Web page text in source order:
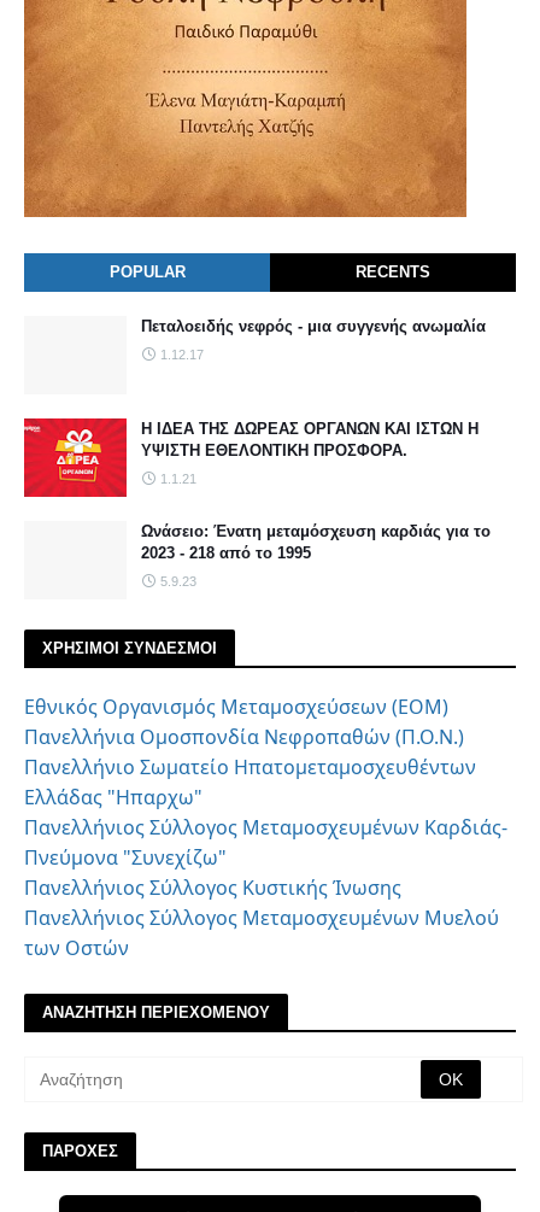
POPULAR RECENTS
Πεταλοειδής νεφρός - μια συγγενής ανωμαλία
1.12.17
Η ΙΔΕΑ ΤΗΣ ΔΩΡΕΑΣ ΟΡΓΑΝΩΝ ΚΑΙ ΙΣΤΩΝ Η
ΥΨΙΣΤΗ ΕΘΕΛΟΝΤΙΚΗ ΠΡΟΣΦΟΡΑ.
1.1.21
Ωνάσειο: Ένατη μεταμόσχευση καρδιάς για το
2023 - 218 από το 1995
5.9.23
ΧΡΗΣΙΜΟΙ ΣΥΝΔΕΣΜΟΙ
Εθνικός Οργανισμός Μεταμοσχεύσεων (ΕΟΜ)
Πανελλήνια Ομοσπονδία Νεφροπαθών (Π.Ο.Ν.)
Πανελλήνιο Σωματείο Ηπατομεταμοσχευθέντων
Ελλάδας "Ηπαρχω"
Πανελλήνιος Σύλλογος Μεταμοσχευμένων Καρδιάς-
Πνεύμονα "Συνεχίζω"
Πανελλήνιος Σύλλογος Κυστικής Ίνωσης
Πανελλήνιος Σύλλογος Μεταμοσχευμένων Μυελού
των Οστών
ΑΝΑΖΗΤΗΣΗ ΠΕΡΙΕΧΟΜΕΝΟΥ
ΠΑΡΟΧΕΣ